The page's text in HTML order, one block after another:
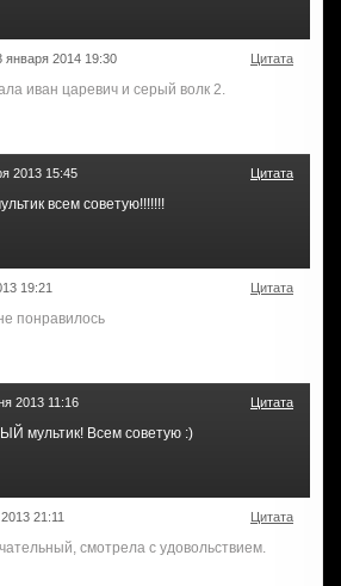
января 2014 19:30 Цитата
иван царевич и серый волк 2.
2013 15:45 Цитата
всем советую!!!!!!!
19:21 Цитата
понравилось
2013 11:16 Цитата
мультик! Всем советую :)
21:11 Цитата
смотрела с удовольствием.